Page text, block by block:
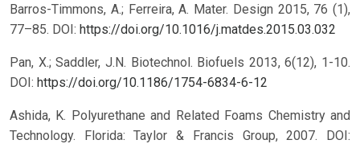
Barros-Timmons, A.; Ferreira, A. Mater. Design 2015, 76 (1),
77–85. DOI: https://doi.org/10.1016/j.matdes.2015.03.032
Pan, X.; Saddler, J.N. Biotechnol. Biofuels 2013, 6(12), 1-10.
DOI: https://doi.org/10.1186/1754-6834-6-12
Ashida, K. Polyurethane and Related Foams Chemistry and
Technology. Florida: Taylor & Francis Group, 2007. DOI: